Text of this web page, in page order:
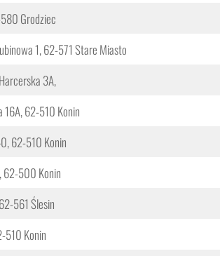
Grodziec
1, 62-571 Stare Miasto
3A,
16A, 62-510 Konin
62-510 Konin
62-500 Konin
561 Ślesin
510 Konin